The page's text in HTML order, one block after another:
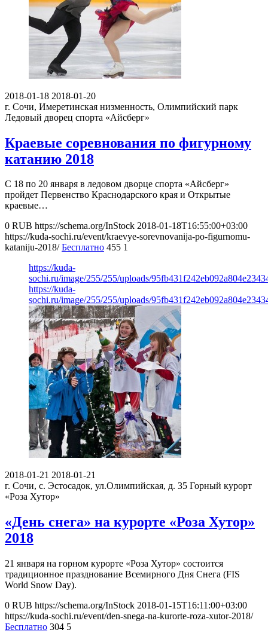
2018-01-18 2018-01-20
г. Сочи, Имеретинская низменность, Олимпийский парк
Ледовый дворец спорта «Айсберг»
Краевые соревнования по фигурному
катанию 2018
С 18 по 20 января в ледовом дворце спорта «Айсберг»
пройдет Первенство Краснодарского края и Открытые
краевые…
0 RUB https://schema.org/InStock 2018-01-18T16:55:00+03:00
https://kuda-sochi.ru/event/kraevye-sorevnovanija-po-figurnomu-
kataniju-2018/ Бесплатно 455 1
https://kuda-
sochi.ru/image/255/255/uploads/
https://kuda-
sochi.ru/image/255/255/uploads/
2018-01-21 2018-01-21
г. Сочи, с. Эстосадок, ул.Олимпийская, д. 35 Горный курорт
«Роза Хутор»
«День снега» на курорте «Роза Хутор»
2018
21 января на горном курорте «Роза Хутор» состоится
традиционное празднование Всемирного Дня Снега (FIS
World Snow Day).
0 RUB https://schema.org/InStock 2018-01-15T16:11:00+03:00
https://kuda-sochi.ru/event/den-snega-na-kurorte-roza-xutor-2018/
Бесплатно 304 5